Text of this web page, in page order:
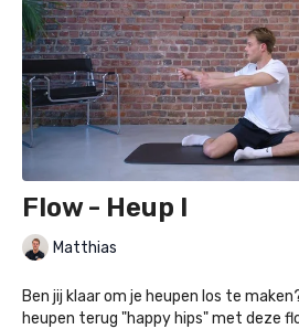
Flow - Heup I
Matthias
Ben jij klaar om je heupen los te
heupen terug "happy hips" met deze